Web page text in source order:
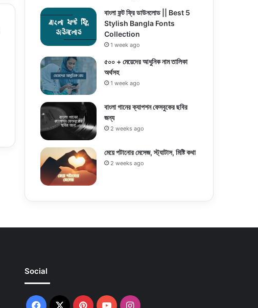
বাংলা ফন্ট ফ্রি ডাউনলোড || Best 5
Stylish Bangla Fonts
Collection
1 week ago
৫০০ + মেয়েদের আধুনিক নাম তালিকা
অর্থসহ
1 week ago
বাংলা গানের ক্যাপশন ফেসবুকের ছবির
জন্য
2 weeks ago
মেয়ে পটানোর মেসেজ, স্ট্যাটাস, মিষ্টি কথা
2 weeks ago
Social
Facebook
X PinterestYouTubeInstagram